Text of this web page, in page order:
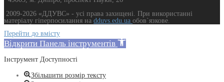
2009-2026 «ДДУВС» - усi права захищенi. При використанні
матеріалу гіперпосилання на dduvs.edu.ua обов`язкове.
Перейти до вмісту
Відкрити Панель інструментів
Інструмент Доступності
Збільшити розмір тексту